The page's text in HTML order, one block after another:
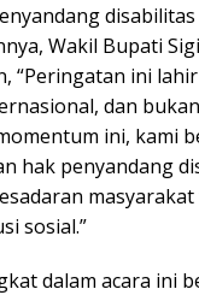
Wakil Bupati Sigi
“Peringatan ini
dan
ini, kami
hak penyandang
sosial.”
dalam acara ini